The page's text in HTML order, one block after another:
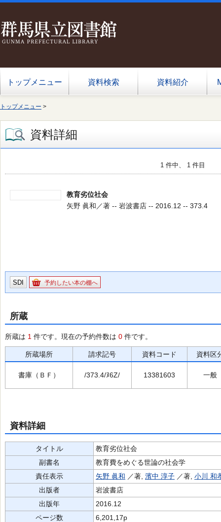
トップメニュー 資料検索 資料紹介
トップメニュー >
資料詳細
1 件中、 1 件目
教育劣位社会
矢野 眞和／著 -- 岩波書店 -- 2016.12 -- 373.4
SDI 予約したい本の棚へ
所蔵
所蔵は 1 件です。現在の予約件数は 0 件です。
所蔵場所 請求記号 資料コード 資料区
書庫（ＢＦ） /373.4/ﾇ6Z/ 13381603 一般
資料詳細
タイトル
教育劣位社会
副書名
教育費をめぐる世論の社会学
責任表示
矢野 眞和 ／著, 濱中 淳子 ／著, 小川 和
出版者
岩波書店
出版年
2016.12
ページ数
6,201,17p